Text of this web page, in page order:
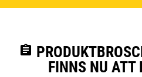
assignment
FINNS NU ATT